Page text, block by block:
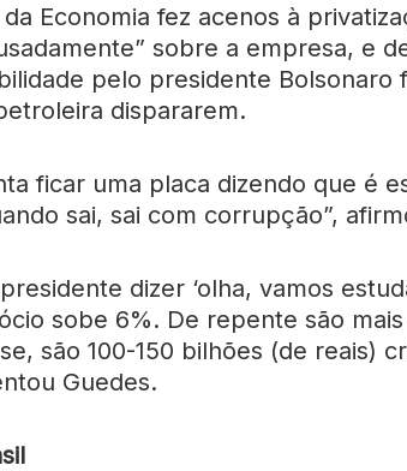
Economia fez acenos à
sobre a empresa, e
pelo presidente Bolsonaro
dispararem.
ficar uma placa dizendo que é
sai, sai com corrupção”,
dizer ‘olha, vamos
sobe 6%. De repente são
são 100-150 bilhões (de reais)
Guedes.